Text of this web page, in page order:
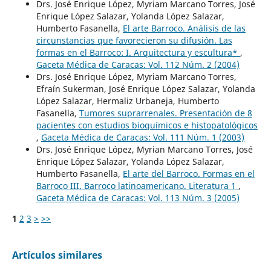
Drs. José Enrique López, Myriam Marcano Torres, José
Enrique López Salazar, Yolanda López Salazar,
Humberto Fasanella, El arte Barroco. Análisis de las
circunstancias que favorecieron su difusión. Las
formas en el Barroco: I. Arquitectura y escultura* ,
Gaceta Médica de Caracas: Vol. 112 Núm. 2 (2004)
Drs. José Enrique López, Myriam Marcano Torres,
Efraín Sukerman, José Enrique López Salazar, Yolanda
López Salazar, Hermaliz Urbaneja, Humberto
Fasanella, Tumores suprarrenales. Presentación de 8
pacientes con estudios bioquímicos e histopatológicos
, Gaceta Médica de Caracas: Vol. 111 Núm. 1 (2003)
Drs. José Enrique López, Myrian Marcano Torres, José
Enrique López Salazar, Yolanda López Salazar,
Humberto Fasanella, El arte del Barroco. Formas en el
Barroco III. Barroco latinoamericano. Literatura 1 ,
Gaceta Médica de Caracas: Vol. 113 Núm. 3 (2005)
1 2 3 > >>
Artículos similares